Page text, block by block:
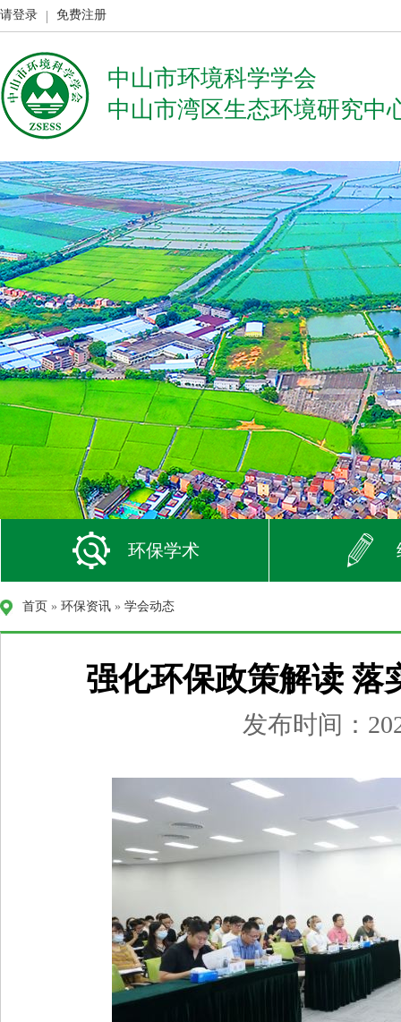
请登录 免费注册
中山市环境科学学会
中山市湾区生态环境研究中
环保学术
首页 » 环保资讯 » 学会动态
强化环保政策解读 落
发布时间：